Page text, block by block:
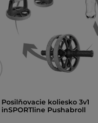
Posilňovacie koliesko 3v1
inSPORTline Pushabroll